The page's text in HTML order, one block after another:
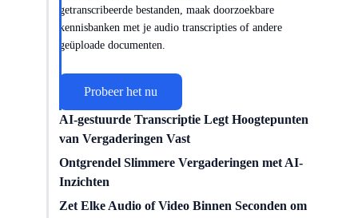
getranscribeerde bestanden, maak doorzoekbare
kennisbanken met je audio transcripties of andere
geüploade documenten.
Probeer het nu
AI-gestuurde Transcriptie Legt Hoogtepunten
van Vergaderingen Vast
Krijg vergaderinzichten op maat met AI-transcriptie-
intelligentie. Transkriptor werkt met
Ontgrendel Slimmere Vergaderingen met AI-
Inzichten
Duik dieper in gesprekken met AI-transcriptietechnologie.
Zet Elke Audio of Video Binnen Seconden om